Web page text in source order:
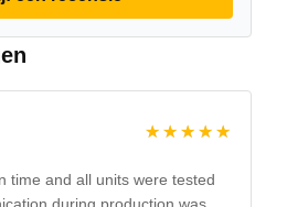
★★★★★
★★★★★
time and all units were tested